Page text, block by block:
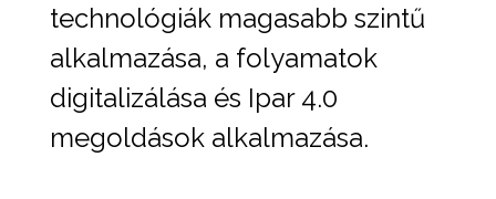
technológiák magasabb szintű
alkalmazása, a folyamatok
digitalizálása és Ipar 4.0
megoldások alkalmazása.